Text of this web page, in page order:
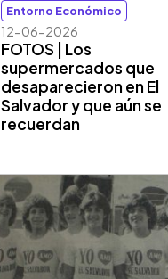
Entorno Económico
12-06-2026
FOTOS | Los
supermercados que
desaparecieron en El
Salvador y que aún se
recuerdan